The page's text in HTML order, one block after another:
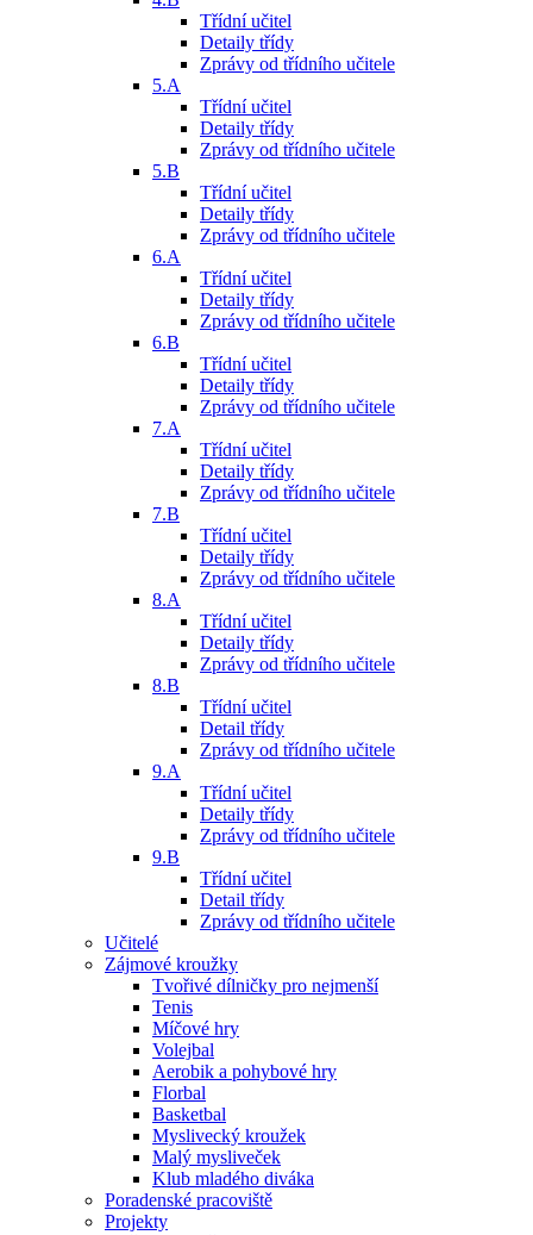
Třídní učitel
Detaily třídy
Zprávy od třídního učitele
5.A
Třídní učitel
Detaily třídy
Zprávy od třídního učitele
5.B
Třídní učitel
Detaily třídy
Zprávy od třídního učitele
6.A
Třídní učitel
Detaily třídy
Zprávy od třídního učitele
6.B
Třídní učitel
Detaily třídy
Zprávy od třídního učitele
7.A
Třídní učitel
Detaily třídy
Zprávy od třídního učitele
7.B
Třídní učitel
Detaily třídy
Zprávy od třídního učitele
8.A
Třídní učitel
Detaily třídy
Zprávy od třídního učitele
8.B
Třídní učitel
Detail třídy
Zprávy od třídního učitele
9.A
Třídní učitel
Detaily třídy
Zprávy od třídního učitele
9.B
Třídní učitel
Detail třídy
Zprávy od třídního učitele
Učitelé
Zájmové kroužky
Tvořivé dílničky pro nejmenší
Tenis
Míčové hry
Volejbal
Aerobik a pohybové hry
Florbal
Basketbal
Myslivecký kroužek
Malý mysliveček
Klub mladého diváka
Poradenské pracoviště
Projekty